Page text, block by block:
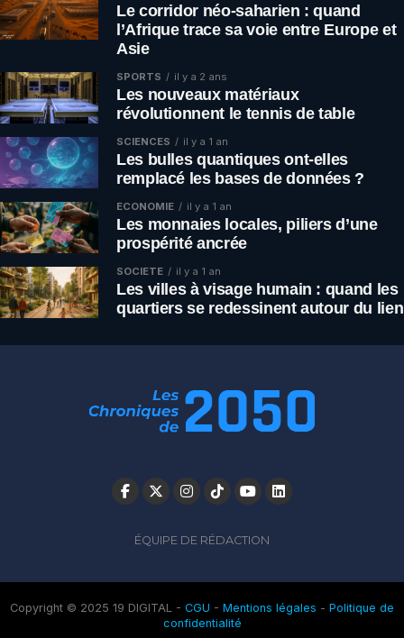
Le corridor néo-saharien : quand
l’Afrique trace sa voie entre Europe et
Asie
SPORTS il y a 2 ans
Les nouveaux matériaux
révolutionnent le tennis de table
SCIENCES il y a 1 an
Les bulles quantiques ont-elles
remplacé les bases de données ?
ÉCONOMIE il y a 1 an
Les monnaies locales, piliers d’une
prospérité ancrée
SOCIÉTÉ il y a 1 an
Les villes à visage humain : quand les
quartiers se redessinent autour du lien
ÉQUIPE DE RÉDACTION
Copyright © 2025 19 DIGITAL - CGU - Mentions légales - Politique de
confidentialité